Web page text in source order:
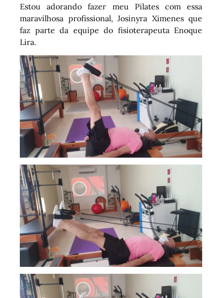
Estou adorando fazer meu Pilates com essa
maravilhosa profissional, Josinyra Ximenes que
faz parte da equipe do fisioterapeuta Enoque
Lira.